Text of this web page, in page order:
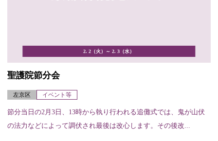
2. 2（火）～ 2. 3（水）
聖護院節分会
左京区 イベント等
節分当日の2月3日、13時から執り行われる追儺式では、鬼が山伏
の法力などによって調伏され最後は改心します。その後改...